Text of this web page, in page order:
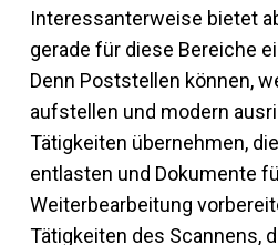
Interessanterweise bietet
gerade für diese Bereiche
Denn Poststellen können,
aufstellen und modern
Tätigkeiten übernehmen,
entlasten und Dokumente
Weiterbearbeitung
Tätigkeiten des Scannens,